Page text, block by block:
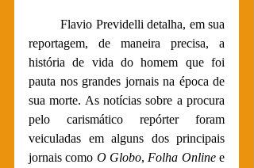
Flavio Previdelli detalha, em sua
reportagem, de maneira precisa, a
história de vida do homem que foi
pauta nos grandes jornais na época de
sua morte. As notícias sobre a procura
pelo carismático repórter foram
veiculadas em alguns dos principais
jornais como O Globo, Folha Online